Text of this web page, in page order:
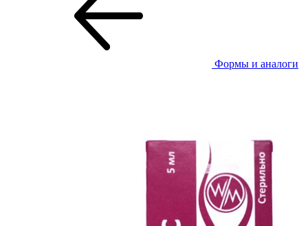
Формы и аналоги